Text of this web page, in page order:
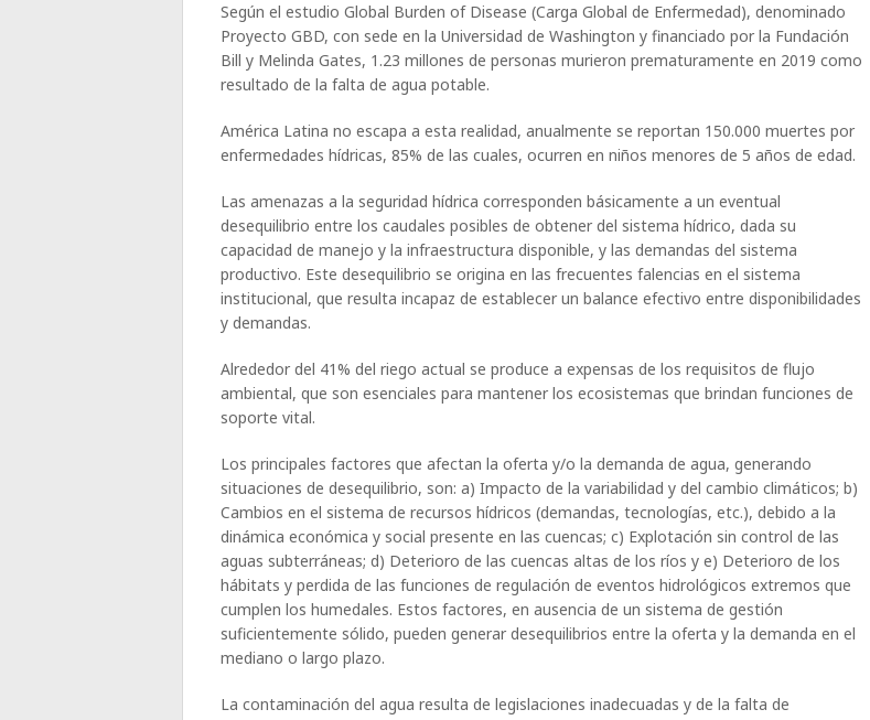
Según el estudio Global Burden of Disease (Carga Global de Enfermedad), denominado
Proyecto GBD, con sede en la Universidad de Washington y financiado por la Fundación
Bill y Melinda Gates, 1.23 millones de personas murieron prematuramente en 2019 como
resultado de la falta de agua potable.
América Latina no escapa a esta realidad, anualmente se reportan 150.000 muertes por
enfermedades hídricas, 85% de las cuales, ocurren en niños menores de 5 años de edad.
Las amenazas a la seguridad hídrica corresponden básicamente a un eventual
desequilibrio entre los caudales posibles de obtener del sistema hídrico, dada su
capacidad de manejo y la infraestructura disponible, y las demandas del sistema
productivo. Este desequilibrio se origina en las frecuentes falencias en el sistema
institucional, que resulta incapaz de establecer un balance efectivo entre disponibilidades
y demandas.
Alrededor del 41% del riego actual se produce a expensas de los requisitos de flujo
ambiental, que son esenciales para mantener los ecosistemas que brindan funciones de
soporte vital.
Los principales factores que afectan la oferta y/o la demanda de agua, generando
situaciones de desequilibrio, son: a) Impacto de la variabilidad y del cambio climáticos; b)
Cambios en el sistema de recursos hídricos (demandas, tecnologías, etc.), debido a la
dinámica económica y social presente en las cuencas; c) Explotación sin control de las
aguas subterráneas; d) Deterioro de las cuencas altas de los ríos y e) Deterioro de los
hábitats y perdida de las funciones de regulación de eventos hidrológicos extremos que
cumplen los humedales. Estos factores, en ausencia de un sistema de gestión
suficientemente sólido, pueden generar desequilibrios entre la oferta y la demanda en el
mediano o largo plazo.
La contaminación del agua resulta de legislaciones inadecuadas y de la falta de